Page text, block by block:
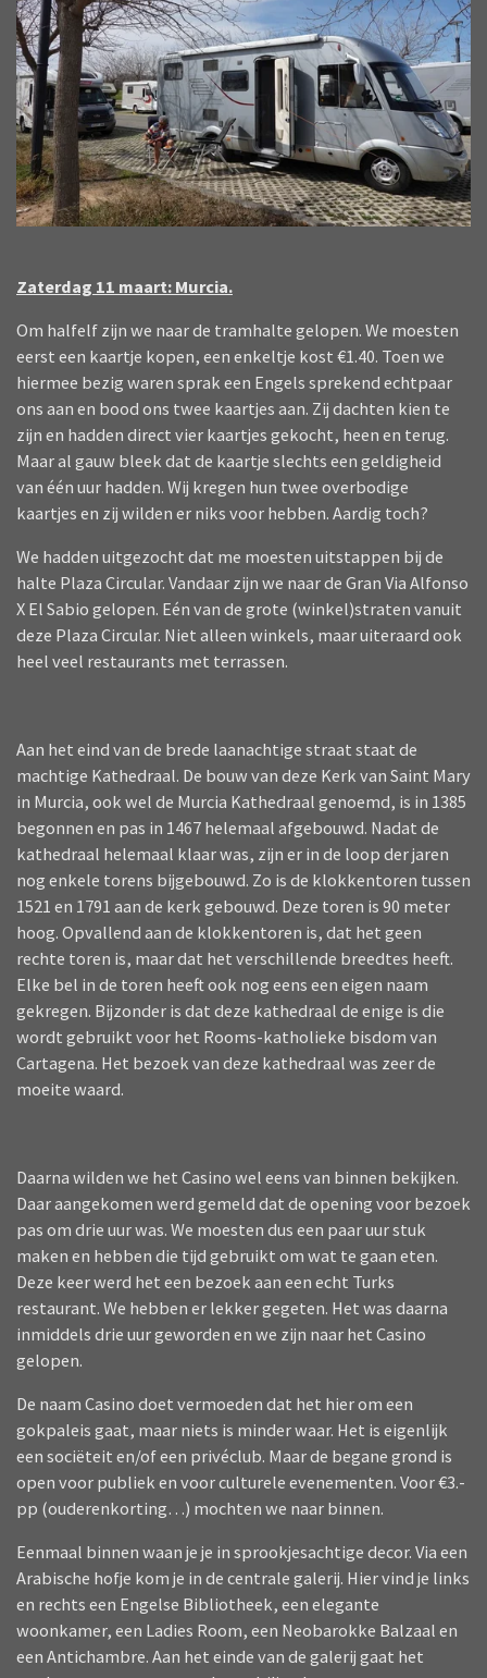
Zaterdag 11 maart: Murcia.
Om halfelf zijn we naar de tramhalte gelopen. We moesten
eerst een kaartje kopen, een enkeltje kost €1.40. Toen we
hiermee bezig waren sprak een Engels sprekend echtpaar
ons aan en bood ons twee kaartjes aan. Zij dachten kien te
zijn en hadden direct vier kaartjes gekocht, heen en terug.
Maar al gauw bleek dat de kaartje slechts een geldigheid
van één uur hadden. Wij kregen hun twee overbodige
kaartjes en zij wilden er niks voor hebben. Aardig toch?
We hadden uitgezocht dat me moesten uitstappen bij de
halte Plaza Circular. Vandaar zijn we naar de Gran Via Alfonso
X El Sabio gelopen. Eén van de grote (winkel)straten vanuit
deze Plaza Circular. Niet alleen winkels, maar uiteraard ook
heel veel restaurants met terrassen.
Aan het eind van de brede laanachtige straat staat de
machtige Kathedraal. De bouw van deze Kerk van Saint Mary
in Murcia, ook wel de Murcia Kathedraal genoemd, is in 1385
begonnen en pas in 1467 helemaal afgebouwd. Nadat de
kathedraal helemaal klaar was, zijn er in de loop der jaren
nog enkele torens bijgebouwd. Zo is de klokkentoren tussen
1521 en 1791 aan de kerk gebouwd. Deze toren is 90 meter
hoog. Opvallend aan de klokkentoren is, dat het geen
rechte toren is, maar dat het verschillende breedtes heeft.
Elke bel in de toren heeft ook nog eens een eigen naam
gekregen. Bijzonder is dat deze kathedraal de enige is die
wordt gebruikt voor het Rooms-katholieke bisdom van
Cartagena. Het bezoek van deze kathedraal was zeer de
moeite waard.
Daarna wilden we het Casino wel eens van binnen bekijken.
Daar aangekomen werd gemeld dat de opening voor bezoek
pas om drie uur was. We moesten dus een paar uur stuk
maken en hebben die tijd gebruikt om wat te gaan eten.
Deze keer werd het een bezoek aan een echt Turks
restaurant. We hebben er lekker gegeten. Het was daarna
inmiddels drie uur geworden en we zijn naar het Casino
gelopen.
De naam Casino doet vermoeden dat het hier om een
gokpaleis gaat, maar niets is minder waar. Het is eigenlijk
een sociëteit en/of een privéclub. Maar de begane grond is
open voor publiek en voor culturele evenementen. Voor €3.-
pp (ouderenkorting…) mochten we naar binnen.
Eenmaal binnen waan je je in sprookjesachtige decor. Via een
Arabische hofje kom je in de centrale galerij. Hier vind je links
en rechts een Engelse Bibliotheek, een elegante
woonkamer, een Ladies Room, een Neobarokke Balzaal en
een Antichambre. Aan het einde van de galerij gaat het